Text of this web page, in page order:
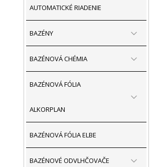
AUTOMATICKÉ RIADENIE
BAZÉNY
BAZÉNOVÁ CHÉMIA
BAZÉNOVÁ FÓLIA
ALKORPLAN
BAZÉNOVÁ FÓLIA ELBE
BAZÉNOVÉ ODVLHČOVAČE